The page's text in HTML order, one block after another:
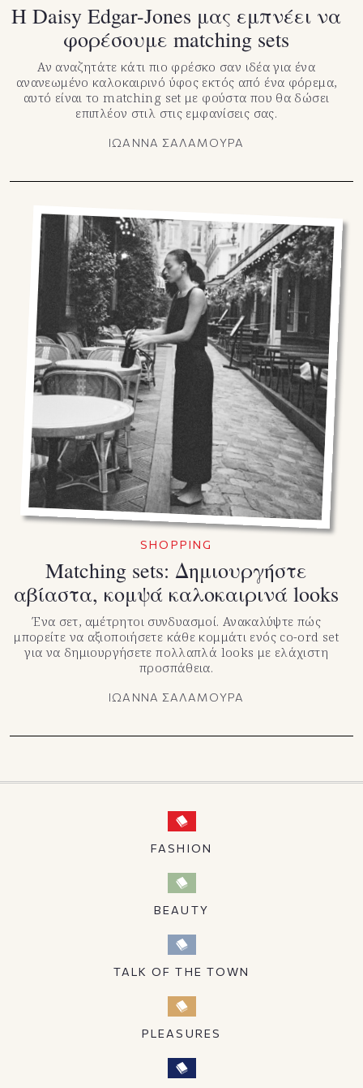
Η Daisy Edgar-Jones μας εμπνέει να
φορέσουμε matching sets
Αν αναζητάτε κάτι πιο φρέσκο σαν ιδέα για ένα
ανανεωμένο καλοκαιρινό ύφος εκτός από ένα φόρεμα,
αυτό είναι το matching set με φούστα που θα δώσει
επιπλέον στιλ στις εμφανίσεις σας.
ΙΩΑΝΝΑ ΣΑΛΑΜΟΥΡΑ
SHOPPING
Matching sets: Δημιουργήστε
αβίαστα, κομψά καλοκαιρινά looks
Ένα σετ, αμέτρητοι συνδυασμοί. Ανακαλύψτε πώς
μπορείτε να αξιοποιήσετε κάθε κομμάτι ενός co-ord set
για να δημιουργήσετε πολλαπλά looks με ελάχιστη
προσπάθεια.
ΙΩΑΝΝΑ ΣΑΛΑΜΟΥΡΑ
FASHION
BEAUTY
TALK OF THE TOWN
PLEASURES